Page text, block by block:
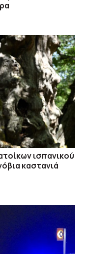
ισπανικού
καστανιά